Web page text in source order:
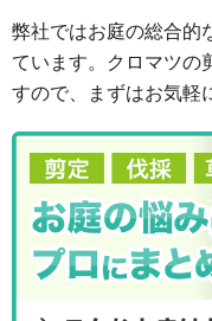
弊社ではお庭の総合的
ています。クロマツの
すので、まずはお気軽